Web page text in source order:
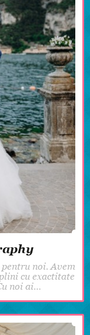
noi. Avem
cu exactitate
noi ai…